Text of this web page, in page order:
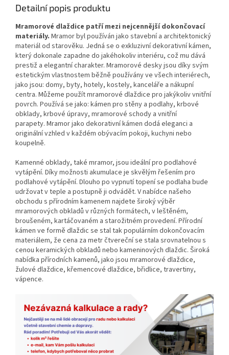
Detailní popis produktu
Mramorové dlaždice patří mezi nejcennější dokončovací
materiály. Mramor byl používán jako stavební a architektonický
materiál od starověku. Jedná se o exkluzivní dekorativní kámen,
který dokonale zapadne do jakéhokoliv interiéru, což mu dává
prestiž a elegantní charakter. Mramorové desky jsou díky svým
estetickým vlastnostem běžně používány ve všech interiérech,
jako jsou: domy, byty, hotely, kostely, kanceláře a nákupní
centra. Můžeme použít mramorové dlaždice pro jakýkoliv vnitřní
povrch. Používá se jako: kámen pro stěny a podlahy, krbové
obklady, krbové úpravy, mramorové schody a vnitřní
parapety. Mramor jako dekorativní kámen dodá eleganci a
originální vzhled v každém obývacím pokoji, kuchyni nebo
koupelně.
Kamenné obklady, také mramor, jsou ideální pro podlahové
vytápění. Díky možnosti akumulace je skvělým řešením pro
podlahové vytápění. Dlouho po vypnutí topení se podlaha bude
udržovat v teple a postupně ji odvádět. V nabídce našeho
obchodu s přírodním kamenem najdete široký výběr
mramorových obkladů v různých formátech, v leštěném,
broušeném, kartáčovaném a starožitném provedení. Přírodní
kámen ve formě dlaždic se stal tak populárním dokončovacím
materiálem, že cena za metr čtvereční se stala srovnatelnou s
cenou keramických obkladů nebo kameninových dlaždic. Široká
nabídka přírodních kamenů, jako jsou mramorové dlaždice,
žulové dlaždice, křemencové dlaždice, břidlice, travertiny,
vápence.